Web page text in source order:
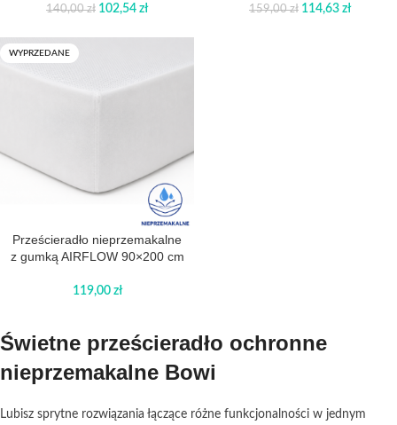
140,00zł 102,54 zł 159,00zł 114,63 zł
WYPRZEDANE
Prześcieradło nieprzemakalne
z gumką AIRFLOW 90×200 cm
119,00 zł
Świetne prześcieradło ochronne
nieprzemakalne Bowi
Lubisz sprytne rozwiązania łączące różne funkcjonalności w jednym